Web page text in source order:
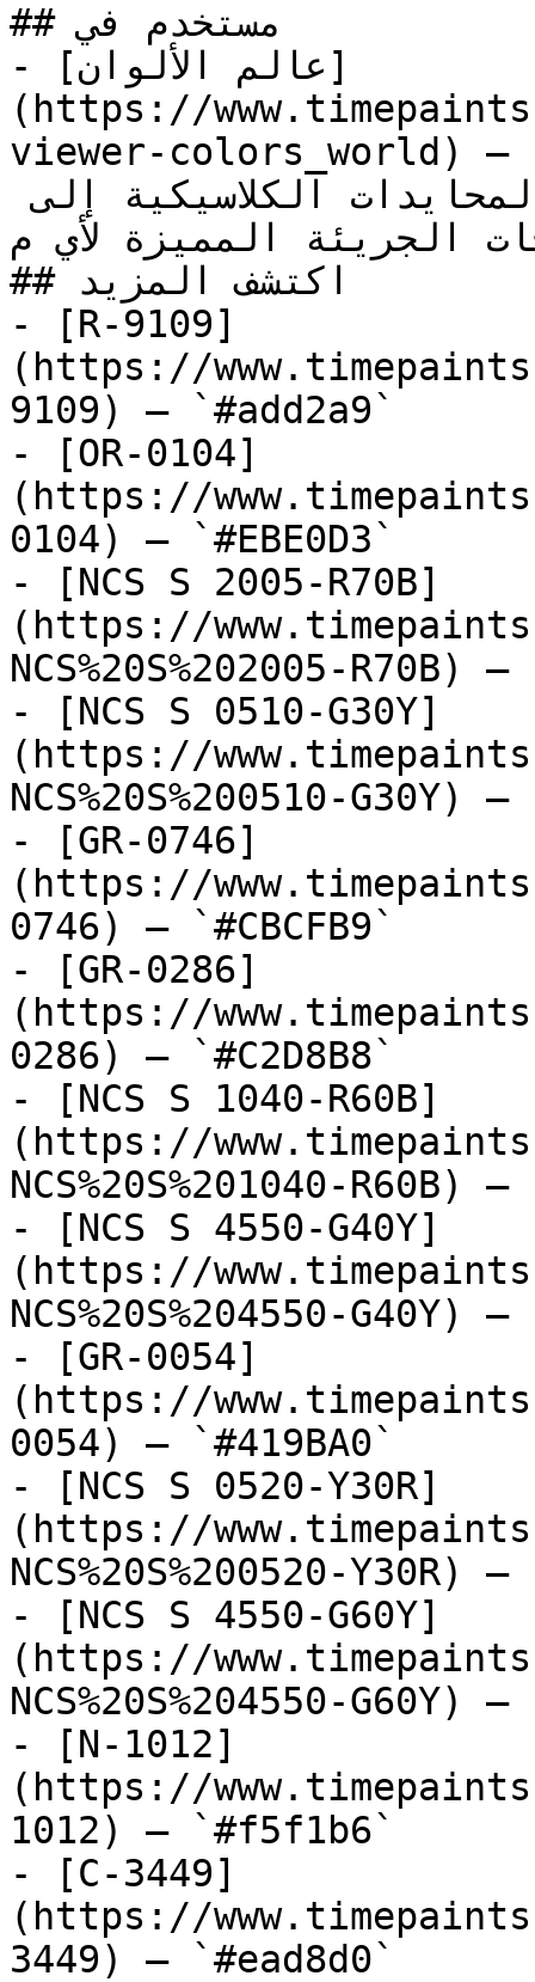
## مستخدم في
- [عالم الألوان]
(https://
viewer-colors_world) — مجموعة شاملة تغطي الطيف
الكامل من الألوان، من المحايدات الكلاسيكية إلى
الجريئة المميزة لأي م...
## اكتشف المزيد
- [R-9109]
(https://
9109) — `#add2a9`
- [OR-0104]
(https://
0104) — `#EBE0D3`
- [NCS S 2005-R70B]
(https://
NCS%20S%202005-R70B)
- [NCS S 0510-G30Y]
(https://
NCS%20S%200510-G30Y)
- [GR-0746]
(https://
0746) — `#CBCFB9`
- [GR-0286]
(https://
0286) — `#C2D8B8`
- [NCS S 1040-R60B]
(https://
NCS%20S%201040-R60B)
- [NCS S 4550-G40Y]
(https://
NCS%20S%204550-G40Y)
- [GR-0054]
(https://
0054) — `#419BA0`
- [NCS S 0520-Y30R]
(https://
NCS%20S%200520-Y30R)
- [NCS S 4550-G60Y]
(https://
NCS%20S%204550-G60Y)
- [N-1012]
(https://
1012) — `#f5f1b6`
- [C-3449]
(https://
3449) — `#ead8d0`